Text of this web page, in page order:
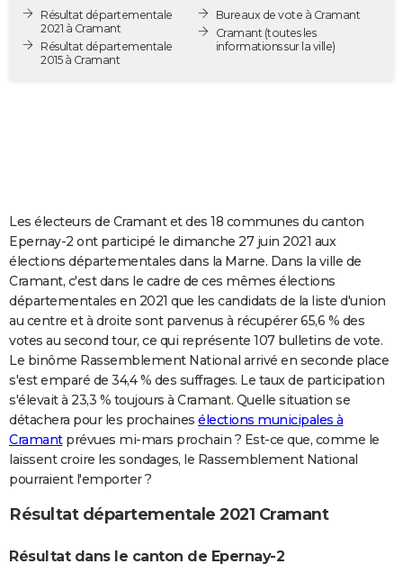
Destinations
City break
Voyage nature
Voyage de noces
Forum
Climat
PHOTO
GUIDES D'ACHAT
COPAINS D'AVANT
S'inscrire
Se connecter
Lycées
Collèges
Primaires
Universités
Entreprises
Service militaire
Avis de recherche
AVIS DE DÉCÈS
FORUM
Bricolage
Lifestyle
Culture
Sport
Auto
Television
Voyage
Cinema
Résultat départementale
2021 à Cramant
Résultat départementale
2015 à Cramant
Bureaux de vote à Cramant
Cramant (toutes les
informations sur la ville)
Les électeurs de Cramant et des 18 communes du canton
Epernay-2 ont participé le dimanche 27 juin 2021 aux
élections départementales dans la Marne. Dans la ville de
Cramant, c'est dans le cadre de ces mêmes élections
départementales en 2021 que les candidats de la liste d'union
au centre et à droite sont parvenus à récupérer 65,6 % des
votes au second tour, ce qui représente 107 bulletins de vote.
Le binôme Rassemblement National arrivé en seconde place
s'est emparé de 34,4 % des suffrages. Le taux de participation
s'élevait à 23,3 % toujours à Cramant. Quelle situation se
détachera pour les prochaines élections municipales à
Cramantprévues mi-mars prochain ? Est-ce que, comme le
laissent croire les sondages, le Rassemblement National
pourraient l'emporter ?
Résultat départementale 2021 Cramant
Résultat dans le canton de Epernay-2